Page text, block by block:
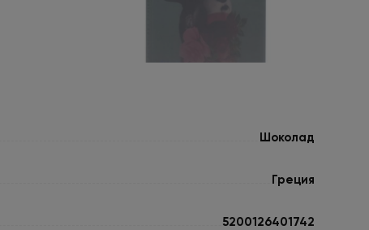
Шоколад
Греция
5200126401742